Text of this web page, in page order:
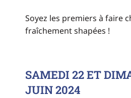
Soyez les premiers à faire
fraîchement shapées !
SAMEDI 22 ET
JUIN 2024